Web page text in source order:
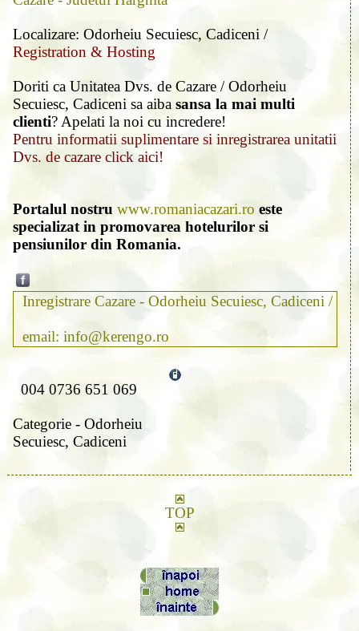
Localizare: Odorheiu Secuiesc, Cadiceni /
Registration & Hosting
Doriti ca Unitatea Dvs. de Cazare / Odorheiu
Secuiesc, Cadiceni sa aiba sansa la mai multi
clienti? Apelati la noi cu incredere!
Pentru informatii suplimentare si inregistrarea unitatii
Dvs. de cazare click aici!
Portalul nostru www.romaniacazari.ro este
specializat in promovarea hotelurilor si
pensiunilor din Romania.
Inregistrare Cazare - Odorheiu Secuiesc, Cadiceni /
email: info@kerengo.ro
004 0736 651 069
Categorie - Odorheiu
Secuiesc, Cadiceni
TOP